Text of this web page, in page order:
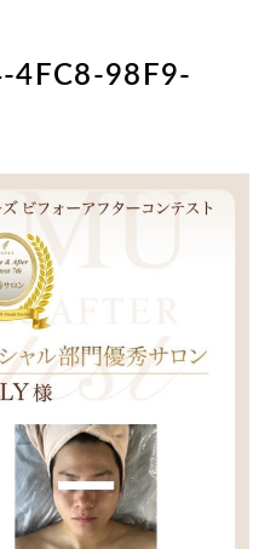
4FC8-98F9-